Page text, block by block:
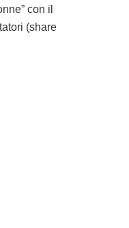
con il
(share